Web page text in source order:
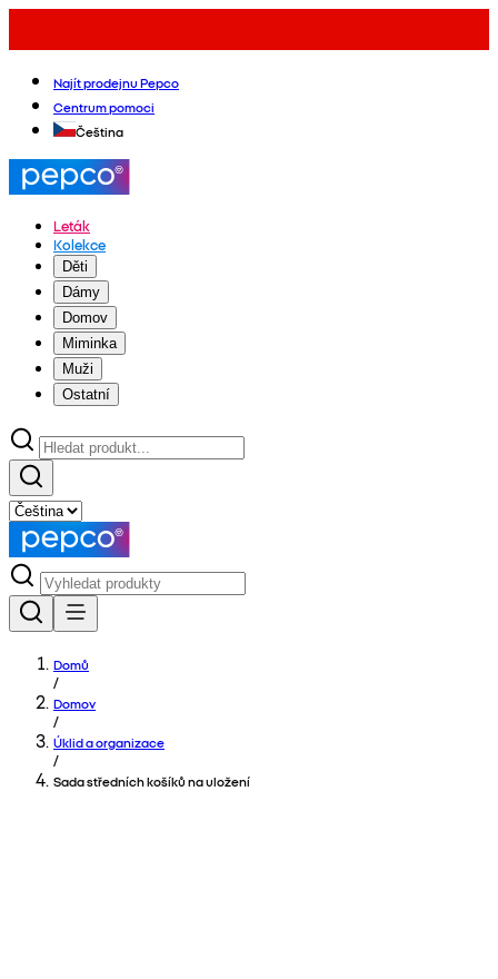
Najít prodejnu Pepco
Centrum pomoci
Čeština
Leták
Kolekce
Děti
Dámy
Domov
Miminka
Muži
Ostatní
Domů
/
Domov
/
Úklid a organizace
/
Sada středních košíků na uložení